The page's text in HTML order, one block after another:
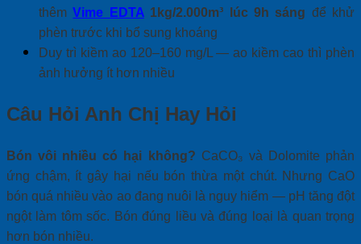
thêmVime EDTA1kg/2.000m³ lúc 9h sáng để khử
phèn trước khi bổ sung khoáng
Duy trì kiềm ao 120–160 mg/L — ao kiềm cao thì phèn
ảnh hưởng ít hơn nhiều
Câu Hỏi Anh Chị Hay Hỏi
Bón vôi nhiều có hại không? CaCO₃ và Dolomite phản
ứng chậm, ít gây hại nếu bón thừa một chút. Nhưng CaO
bón quá nhiều vào ao đang nuôi là nguy hiểm — pH tăng đột
ngột làm tôm sốc. Bón đúng liều và đúng loại là quan trọng
hơn bón nhiều.